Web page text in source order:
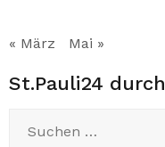
« März Mai »
St.Pauli24
nach: